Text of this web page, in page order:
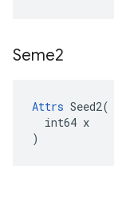
Seme2
Attrs Seed2(
  int64 x
)